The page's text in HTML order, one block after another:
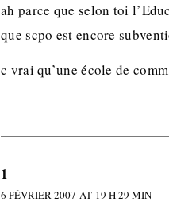
ah parce que selon toi
que scpo est encore
c vrai qu’une école de
1
6 FÉVRIER 2007 AT 19 H 29 MIN